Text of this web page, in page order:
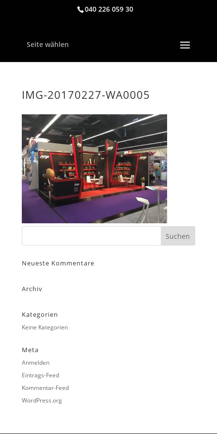
040 226 059 30
Seite wählen
IMG-20170227-WA0005
Neueste Kommentare
Archiv
Kategorien
Keine Kategorien
Meta
Anmelden
Eintrags-Feed
Kommentar-Feed
WordPress.org